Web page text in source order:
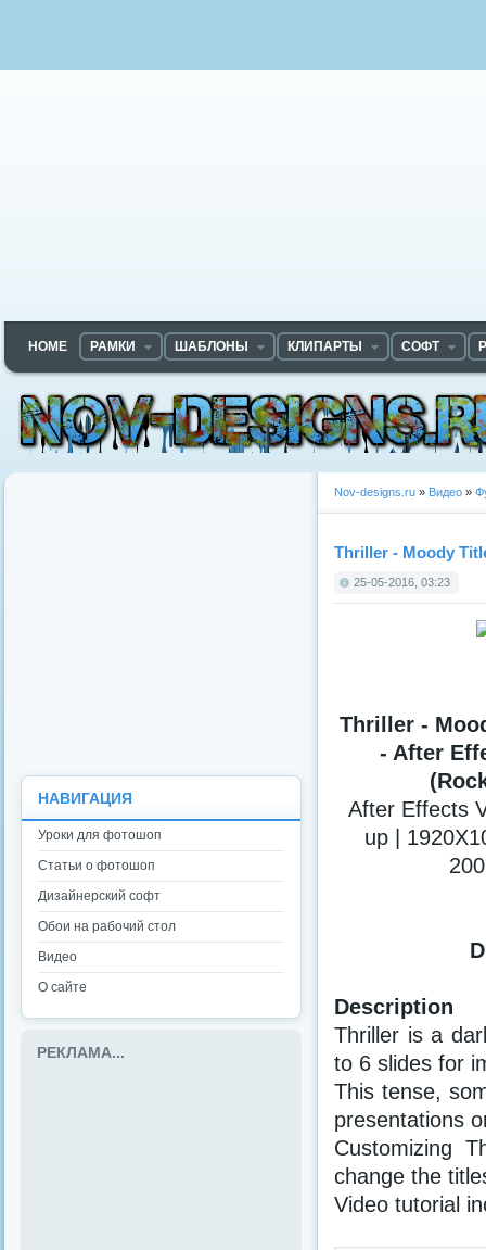
HOME РАМКИ ШАБЛОНЫ КЛИПАРТЫ СОФТ
Nov-designs.ru » Видео »
Thriller - Moody
25-05-2016, 03:23
Thriller -
- After
After Effects
up |
Description
Thriller is a
to 6 slides for
This tense,
presentations
Customizing
change the
Video tutorial
НАВИГАЦИЯ
Уроки для фотошоп
Статьи о фотошоп
Дизайнерский софт
Обои на рабочий стол
Видео
О сайте
РЕКЛАМА...